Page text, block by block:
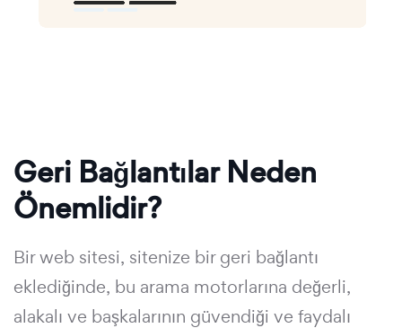
Geri Bağlantılar Neden
Önemlidir?
Bir web sitesi, sitenize bir geri bağlantı
eklediğinde, bu arama motorlarına değerli,
alakalı ve başkalarının güvendiği ve faydalı